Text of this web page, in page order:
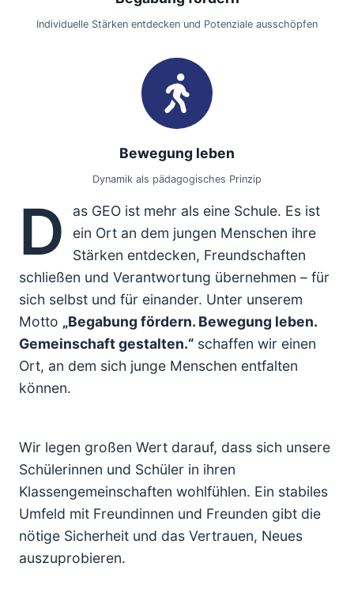
Individuelle Stärken entdecken und Potenziale ausschöpfen
Bewegung leben
Dynamik als pädagogisches Prinzip
D
as GEO ist mehr als eine Schule. Es ist
ein Ort an dem jungen Menschen ihre
Stärken entdecken, Freundschaften
schließen und Verantwortung übernehmen – für
sich selbst und für einander. Unter unserem
Motto „Begabung fördern. Bewegung leben.
Gemeinschaft gestalten.“ schaffen wir einen
Ort, an dem sich junge Menschen entfalten
können.
Wir legen großen Wert darauf, dass sich unsere
Schülerinnen und Schüler in ihren
Klassengemeinschaften wohlfühlen. Ein stabiles
Umfeld mit Freundinnen und Freunden gibt die
nötige Sicherheit und das Vertrauen, Neues
auszuprobieren.